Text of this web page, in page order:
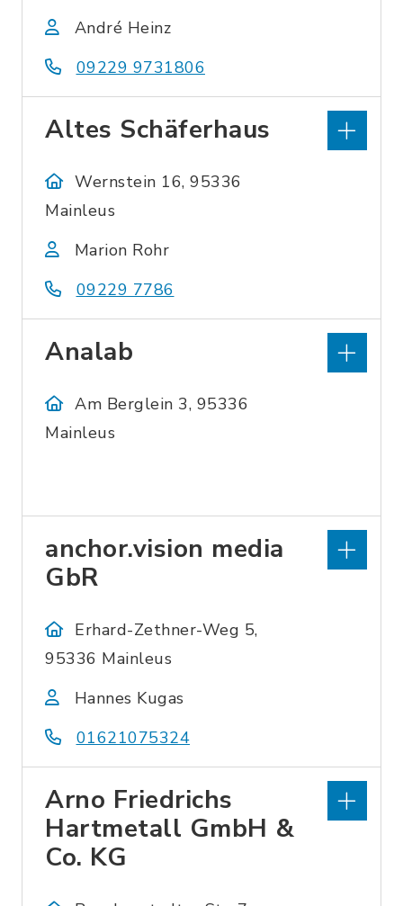
André Heinz
09229 9731806
Altes Schäferhaus
Wernstein 16, 95336
Mainleus
Marion Rohr
09229 7786
Analab
Am Berglein 3, 95336
Mainleus
anchor.vision media
GbR
Erhard-Zethner-Weg 5,
95336 Mainleus
Hannes Kugas
01621075324
Arno Friedrichs
Hartmetall GmbH &
Co. KG